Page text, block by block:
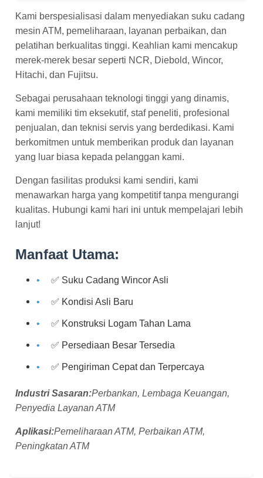
Kami berspesialisasi dalam menyediakan suku cadang
mesin ATM, pemeliharaan, layanan perbaikan, dan
pelatihan berkualitas tinggi. Keahlian kami mencakup
merek-merek besar seperti NCR, Diebold, Wincor,
Hitachi, dan Fujitsu.
Sebagai perusahaan teknologi tinggi yang dinamis,
kami memiliki tim eksekutif, staf peneliti, profesional
penjualan, dan teknisi servis yang berdedikasi. Kami
berkomitmen untuk memberikan produk dan layanan
yang luar biasa kepada pelanggan kami.
Dengan fasilitas produksi kami sendiri, kami
menawarkan harga yang kompetitif tanpa mengurangi
kualitas. Hubungi kami hari ini untuk mempelajari lebih
lanjut!
Manfaat Utama:
✅ Suku Cadang Wincor Asli
✅ Kondisi Asli Baru
✅ Konstruksi Logam Tahan Lama
✅ Persediaan Besar Tersedia
✅ Pengiriman Cepat dan Terpercaya
Industri Sasaran:Perbankan, Lembaga Keuangan,
Penyedia Layanan ATM
Aplikasi:Pemeliharaan ATM, Perbaikan ATM,
Peningkatan ATM